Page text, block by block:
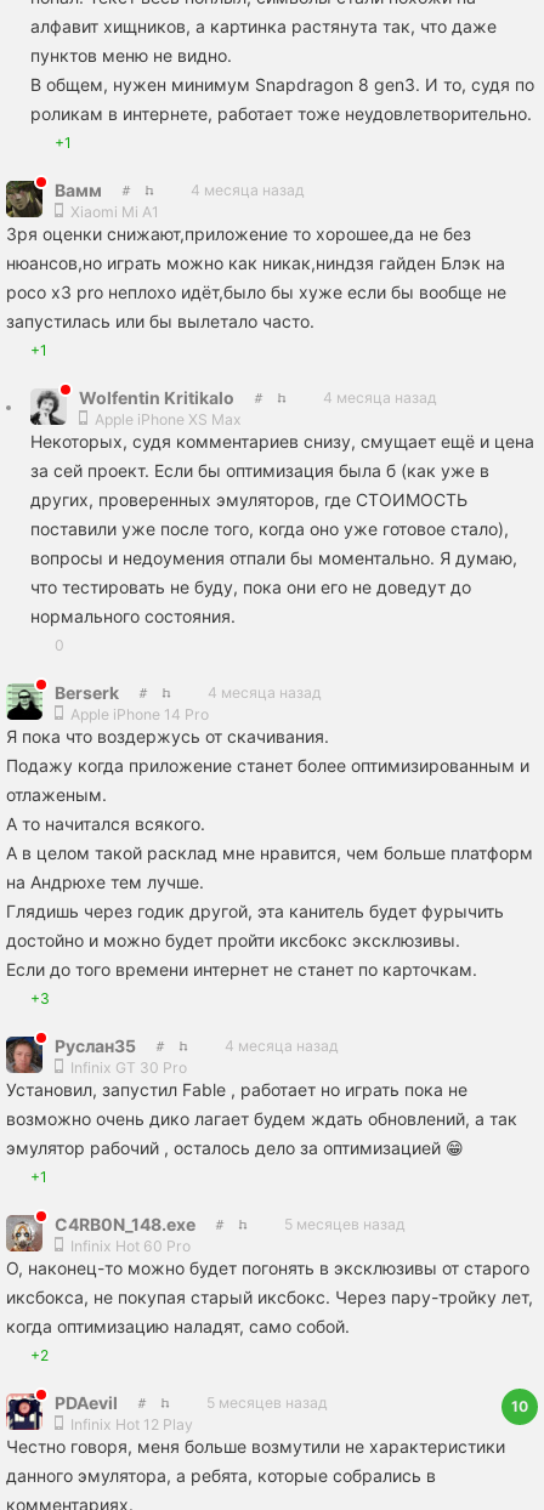
алфавит хищников, а картинка растянута так, что даже
пунктов меню не видно.
В общем, нужен минимум Snapdragon 8 gen3. И то, судя по
роликам в интернете, работает тоже неудовлетворительно.
+1
Вамм
4 месяца назад
Xiaomi Mi A1
Зря оценки снижают,приложение то хорошее,да не без
нюансов,но играть можно как никак,ниндзя гайден Блэк на
poco x3 pro неплохо идёт,было бы хуже если бы вообще не
запустилась или бы вылетало часто.
+1
Wolfеntin Kritikalo
4 месяца назад
Apple iPhone XS Max
Некоторых, судя комментариев снизу, смущает ещё и цена
за сей проект. Если бы оптимизация была б (как уже в
других, проверенных эмуляторов, где СТОИМОСТЬ
поставили уже после того, когда оно уже готовое стало),
вопросы и недоумения отпали бы моментально. Я думаю,
что тестировать не буду, пока они его не доведут до
нормального состояния.
0
Вerserk
4 месяца назад
Apple iPhone 14 Pro
Я пока что воздержусь от скачивания.
Подажу когда приложение станет более оптимизированным и
отлаженым.
А то начитался всякого.
А в целом такой расклад мне нравится, чем больше платформ
на Андрюхе тем лучше.
Глядишь через годик другой, эта канитель будет фурычить
достойно и можно будет пройти иксбокс эксклюзивы.
Если до того времени интернет не станет по карточкам.
+3
Руслан35
4 месяца назад
Infinix GT 30 Pro
Установил, запустил Fable , работает но играть пока не
возможно очень дико лагает будем ждать обновлений, а так
эмулятор рабочий , осталось дело за оптимизацией 😁
+1
C4RB0N_148.exe
5 месяцев назад
Infinix Hot 60 Pro
О, наконец-то можно будет погонять в эксклюзивы от старого
иксбокса, не покупая старый иксбокс. Через пару-тройку лет,
когда оптимизацию наладят, само собой.
+2
PDAevil
5 месяцев назад
Infinix Hot 12 Play
10
Честно говоря, меня больше возмутили не характеристики
данного эмулятора, а ребята, которые собрались в
комментариях.